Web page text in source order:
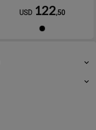
USD 122,50